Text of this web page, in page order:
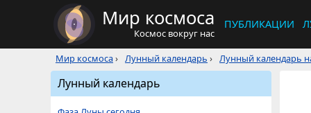
Мир космоса
Космос вокруг нас
ПУБЛИКАЦИИ
Мир космоса› Лунный календарь › Лунный календарь
Лунный календарь